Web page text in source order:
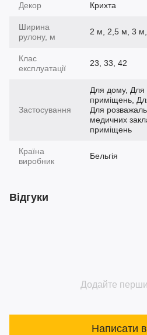
Декор Крихта
Ширина
рулону, м
2 м, 2,5 м, 3
Клас
експлуатації
23, 33, 42
Застосування
Для дому, Для
приміщень,
Для
медичних
приміщень
Країна
виробник
Бельгія
Відгуки
Додайте
Написати